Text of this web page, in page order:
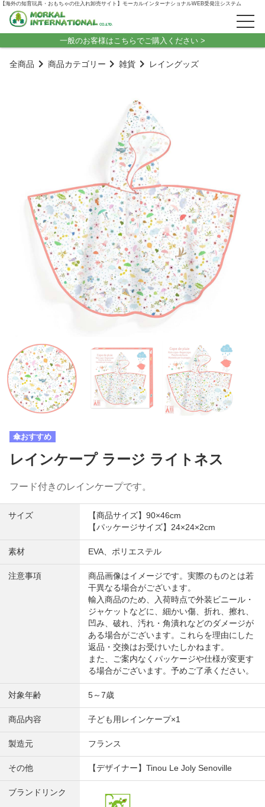
【海外の知育玩具・おもちゃの仕入れ卸売サイト】モーカルインターナショナルWEB受発注システム
一般のお客様はこちらでご購入ください >
全商品 商品カテゴリー 雑貨 レイングッズ
傘おすすめ
レインケープ ラージ ライトネス
フード付きのレインケープです。
サイズ
【商品サイズ】90×46cm
【パッケージサイズ】24×24×2cm
素材 EVA、ポリエステル
注意事項
商品画像はイメージです。実際のものとは若
干異なる場合がございます。
輸入商品のため、入荷時点で外装ビニール・
ジャケットなどに、細かい傷、折れ、擦れ、
凹み、破れ、汚れ・角潰れなどのダメージが
ある場合がございます。これらを理由にした
返品・交換はお受けいたしかねます。
また、ご案内なくパッケージや仕様が変更す
る場合がございます。予めご了承ください。
対象年齢 5～7歳
商品内容 子ども用レインケープ×1
製造元 フランス
その他 【デザイナー】Tinou Le Joly Senoville
ブランドリンク